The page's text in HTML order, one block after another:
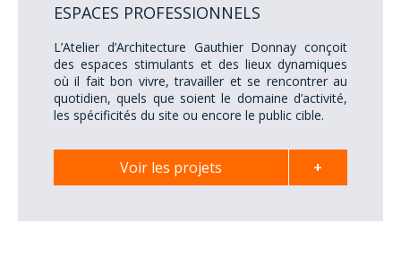
ESPACES PROFESSIONNELS
L’Atelier d’Architecture Gauthier Donnay conçoit
des espaces stimulants et des lieux dynamiques
où il fait bon vivre, travailler et se rencontrer au
quotidien, quels que soient le domaine d’activité,
les spécificités du site ou encore le public cible.
Voir les projets +